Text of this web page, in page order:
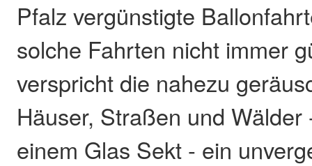
Pfalz vergünstigte
solche Fahrten nicht immer
verspricht die nahezu
Häuser, Straßen und
einem Glas Sekt - ein